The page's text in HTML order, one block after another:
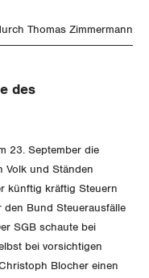
Thomas Zimmermann
des
23. September die
Volk und Ständen
künftig kräftig Steuern
den Bund Steuerausfälle
SGB schaute bei
bei vorsichtigen
Blocher einen